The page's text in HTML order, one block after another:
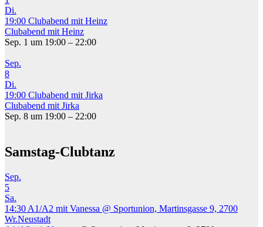
Di.
19:00 Clubabend mit Heinz
Clubabend mit Heinz
Sep. 1 um 19:00 – 22:00
Sep.
8
Di.
19:00 Clubabend mit Jirka
Clubabend mit Jirka
Sep. 8 um 19:00 – 22:00
Samstag-Clubtanz
Sep.
5
Sa.
14:30 A1/A2 mit Vanessa @ Sportunion, Martinsgasse 9, 2700
Wr.Neustadt